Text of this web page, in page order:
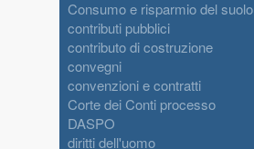
Consumo e risparmio del suolo
contributi pubblici
contributo di costruzione
convegni
convenzioni e contratti
Corte dei Conti processo
DASPO
diritti dell'uomo